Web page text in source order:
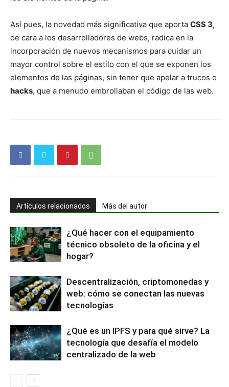
Así pues, la novedad más significativa que aporta CSS 3,
de cara a los desarrolladores de webs, radica en la
incorporación de nuevos mecanismos para cuidar un
mayor control sobre el estilo con el que se exponen los
elementos de las páginas, sin tener que apelar a trucos o
hacks, que a menudo embrollaban el código de las web.
Artículos relacionados Más del autor
¿Qué hacer con el equipamiento
técnico obsoleto de la oficina y el
hogar?
Descentralización, criptomonedas y
web: cómo se conectan las nuevas
tecnologías
¿Qué es un IPFS y para qué sirve? La
tecnología que desafía el modelo
centralizado de la web